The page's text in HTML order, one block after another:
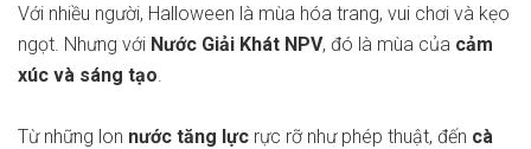
Với nhiều người, Halloween là mùa hóa trang, vui chơi và kẹo
ngọt. Nhưng với Nước Giải Khát NPV, đó là mùa của cảm
xúc và sáng tạo.
Từ những lon nước tăng lực rực rỡ như phép thuật, đến cà